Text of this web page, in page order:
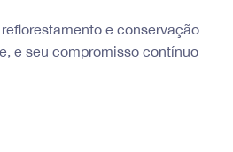
e conservação
e seu compromisso contínuo